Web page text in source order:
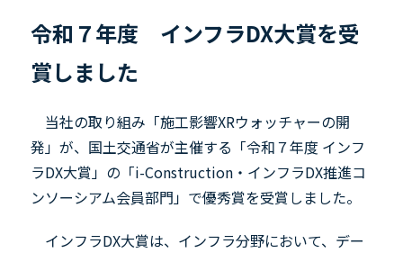
令和７年度 インフラDX大賞を受
賞しました
当社の取り組み「施工影響XRウォッチャーの開
発」が、国土交通省が主催する「令和７年度 インフ
ラDX大賞」の「i-Construction・インフラDX推進コ
ンソーシアム会員部門」で優秀賞を受賞しました。
インフラDX大賞は、インフラ分野において、デー